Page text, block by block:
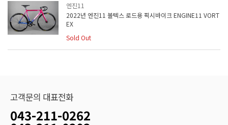
엔진11
2022년 엔진11 볼텍스 로드용 픽시바이크 ENGINE11 VORT
EX
Sold Out
고객문의 대표전화
043-211-0262